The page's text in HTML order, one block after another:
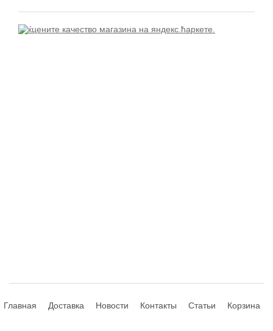
Главная Доставка Новости Контакты Статьи Корзина